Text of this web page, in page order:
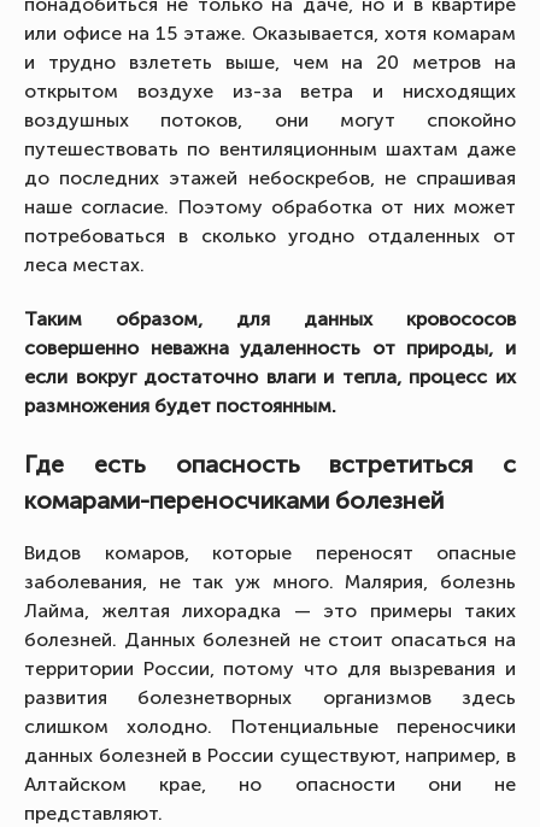
или офисе на 15 этаже. Оказывается, хотя комарам
и трудно взлететь выше, чем на 20 метров на
открытом воздухе из-за ветра и нисходящих
воздушных потоков, они могут спокойно
путешествовать по вентиляционным шахтам даже
до последних этажей небоскребов, не спрашивая
наше согласие. Поэтому обработка от них может
потребоваться в сколько угодно отдаленных от
леса местах.
Таким образом, для данных кровососов
совершенно неважна удаленность от природы, и
если вокруг достаточно влаги и тепла, процесс их
размножения будет постоянным.
Где есть опасность встретиться с
комарами-переносчиками болезней
Видов комаров, которые переносят опасные
заболевания, не так уж много. Малярия, болезнь
Лайма, желтая лихорадка — это примеры таких
болезней. Данных болезней не стоит опасаться на
территории России, потому что для вызревания и
развития болезнетворных организмов здесь
слишком холодно. Потенциальные переносчики
данных болезней в России существуют, например, в
Алтайском крае, но опасности они не
представляют.